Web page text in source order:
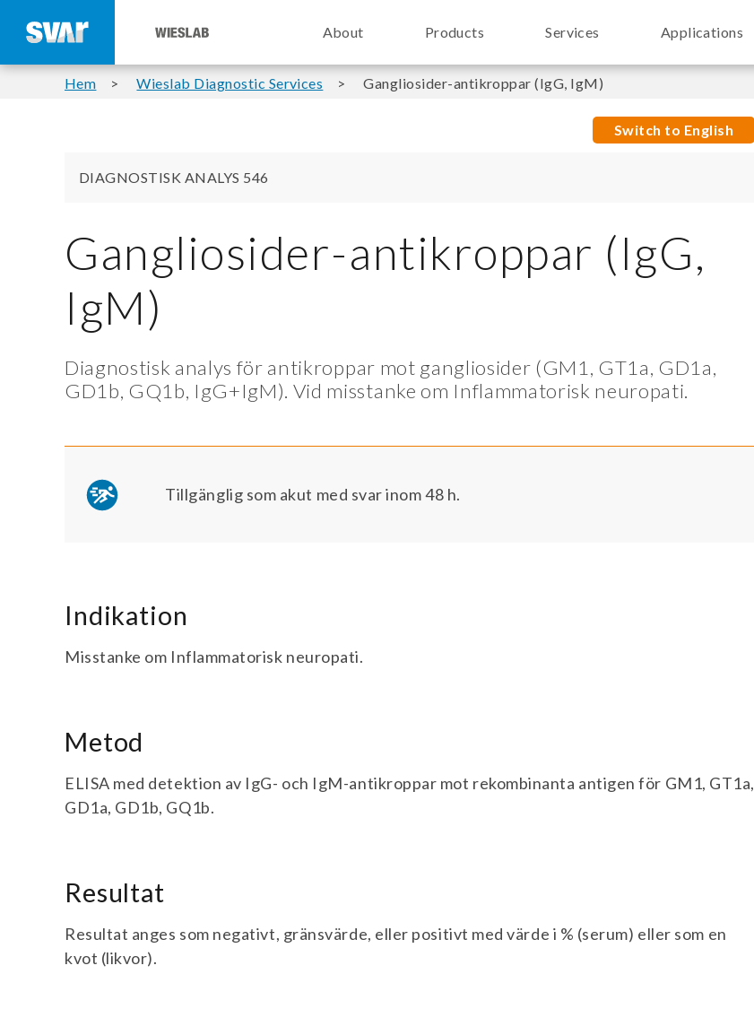
About Products Services Applications
Hem Wieslab Diagnostic Services Gangliosider-antikroppar (IgG, IgM)
Switch to English
DIAGNOSTISK ANALYS 546
Gangliosider-antikroppar (IgG,
IgM)
Diagnostisk analys för antikroppar mot gangliosider (GM1, GT1a, GD1a,
GD1b, GQ1b, IgG+IgM). Vid misstanke om Inflammatorisk neuropati.
Tillgänglig som akut med svar inom 48 h.
Indikation
Misstanke om Inflammatorisk neuropati.
Metod
ELISA med detektion av IgG- och IgM-antikroppar mot rekombinanta antigen för GM1, GT1a,
GD1a, GD1b, GQ1b.
Resultat
Resultat anges som negativt, gränsvärde, eller positivt med värde i % (serum) eller som en
kvot (likvor).